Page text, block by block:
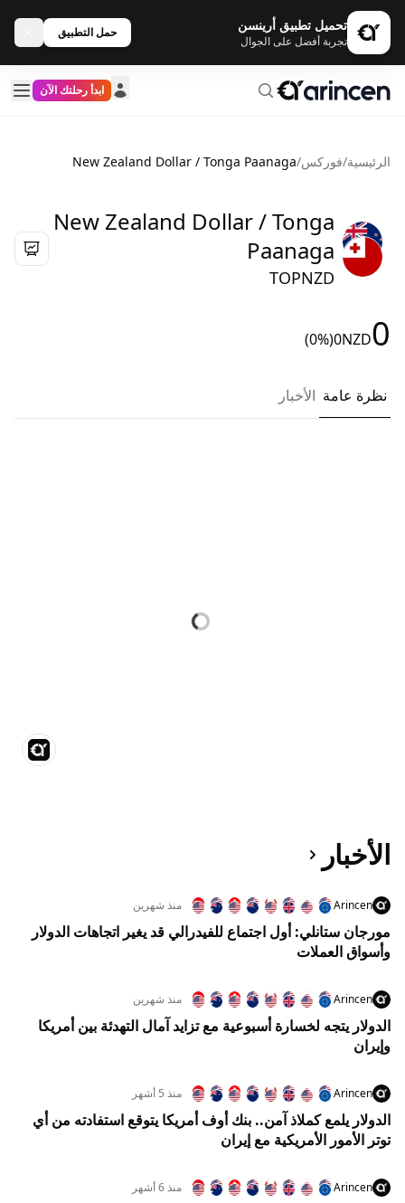
تحميل تطبيق أرينسن
تجربة أفضل على الجوال
حمل التطبيق
ابدأ رحلتك الآن
الرئيسية/فوركس/
New Zealand Dollar / Tonga Paanaga
New Zealand Dollar / Tonga
Paanaga
TOPNZD
0
NZD
0
(0%)
نظرة عامة الأخبار
الأخبار
Arincen منذ شهرين
مورجان ستانلي: أول اجتماع للفيدرالي قد يغير اتجاهات الدولار
وأسواق العملات
Arincen منذ شهرين
الدولار يتجه لخسارة أسبوعية مع تزايد آمال التهدئة بين أمريكا
وإيران
Arincen منذ 5 أشهر
الدولار يلمع كملاذ آمن.. بنك أوف أمريكا يتوقع استفادته من أي
توتر الأمور الأمريكية مع إيران
Arincen منذ 6 أشهر